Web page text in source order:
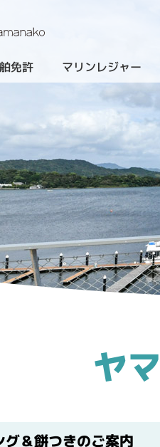
免許
（進級）
マリンレジャー
ヤ
＆餅つきのご案内